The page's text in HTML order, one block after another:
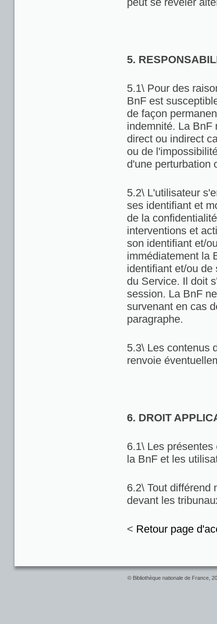
5.
5.1\ Pour des
BnF est
de façon
indemnité. La BnF
direct ou indirect
ou de
d'une perturbation
5.2\ L'utilisateur
ses identifiant et
de la
interventions et
son identifiant et/
immédiatement la
identifiant et/ou
du Service. Il doit
session. La BnF
survenant en cas
paragraphe.
5.3\ Les contenus
renvoie
6. DROIT
6.1\ Les
la BnF et les
6.2\ Tout différend
devant les
< Retour page
© Bibliothèque nationale de France,